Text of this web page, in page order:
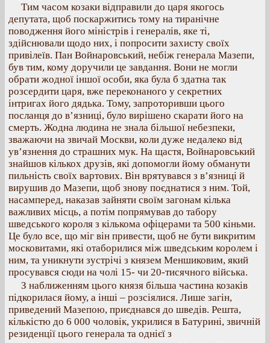
Тим часом козаки відправили до царя якогось
депутата, щоб поскаржитись тому на тиранічне
поводження його міністрів і генералів, яке ті,
здійснювали щодо них, і попросити захисту своїх
привілеїв. Пан Войнаровський, небіж генерала Мазепи,
був тим, кому доручили це завдання. Вони не могли
обрати жодної іншої особи, яка була б здатна так
розсердити царя, вже переконаного у секретних
інтригах його дядька. Тому, запроторивши цього
посланця до в’язниці, було вирішено скарати його на
смерть. Жодна людина не знала більшої небезпеки,
зважаючи на звичай Москви, коли дуже недалеко від
ув’язнення до страшних мук. На щастя, Войнаровський
знайшов кількох друзів, які допомогли йому обманути
пильність своїх вартових. Він врятувався з в’язниці й
вирушив до Мазепи, щоб знову поєднатися з ним. Той,
насамперед, наказав зайняти своїм загонам кілька
важливих місць, а потім попрямував до табору
шведського короля з кількома офіцерами та 500 кіньми.
Це було все, що міг він привести, щоб не бути викритим
московитами, які отаборилися між шведським королем і
ним, та уникнути зустрічі з князем Меншиковим, який
просувався сюди на чолі 15- чи 20-тисячного війська.
З наближенням цього князя більша частина козаків
підкорилася йому, а інші – розсіялися. Лише загін,
приведений Мазепою, приєднався до шведів. Решта,
кількістю до 6 000 чоловік, укрилися в Батурині, звичній
резиденції цього генерала та однієї з